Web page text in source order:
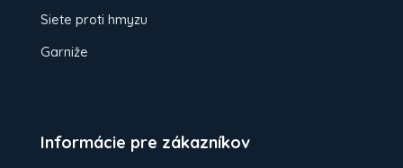
Siete proti hmyzu
Garniže
Informácie pre zákazníkov